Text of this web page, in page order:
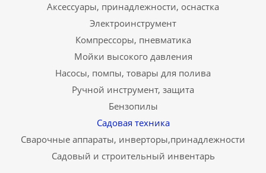
Аксессуары, принадлежности, оснастка
Электроинструмент
Компрессоры, пневматика
Мойки высокого давления
Насосы, помпы, товары для полива
Ручной инструмент, защита
Бензопилы
Садовая техника
Сварочные аппараты, инверторы,принадлежности
Садовый и строительный инвентарь